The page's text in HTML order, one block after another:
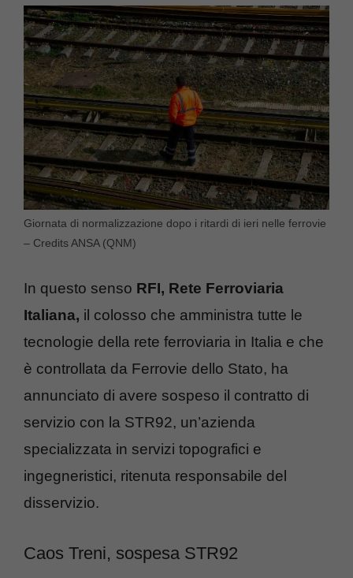
Giornata di normalizzazione dopo i ritardi di ieri nelle ferrovie
– Credits ANSA (QNM)
In questo senso RFI, Rete Ferroviaria
Italiana, il colosso che amministra tutte le
tecnologie della rete ferroviaria in Italia e che
è controllata da Ferrovie dello Stato, ha
annunciato di avere sospeso il contratto di
servizio con la STR92, un’azienda
specializzata in servizi topografici e
ingegneristici, ritenuta responsabile del
disservizio.
Caos Treni, sospesa STR92